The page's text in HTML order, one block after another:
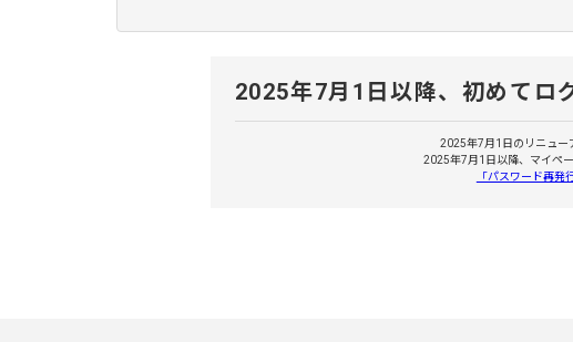
2025年7月1日以降、初めてロ
2025年7月1日のリニュー
2025年7月1日以降、マイペ
「パスワード再発